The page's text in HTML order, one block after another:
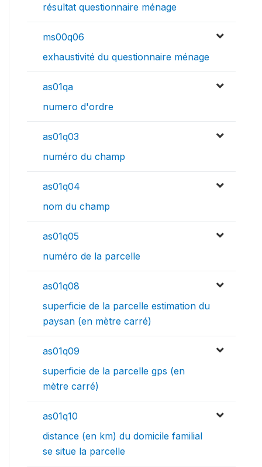
résultat questionnaire ménage
ms00q06
exhaustivité du questionnaire ménage
as01qa
numero d'ordre
as01q03
numéro du champ
as01q04
nom du champ
as01q05
numéro de la parcelle
as01q08
superficie de la parcelle estimation du
paysan (en mètre carré)
as01q09
superficie de la parcelle gps (en
mètre carré)
as01q10
distance (en km) du domicile familial
se situe la parcelle